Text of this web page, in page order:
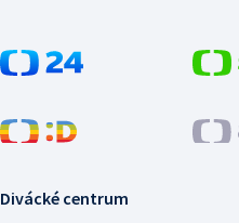
Divácké centrum